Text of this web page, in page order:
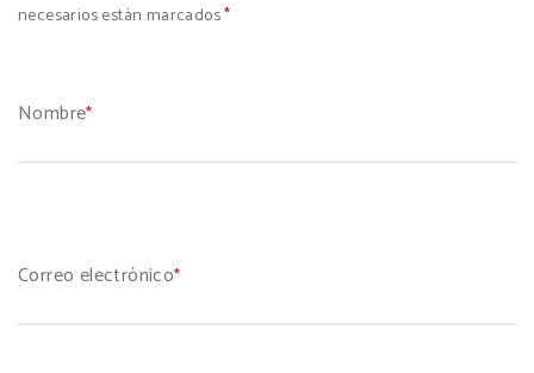
necesarios están marcados*
Nombre*
Correo electrónico*